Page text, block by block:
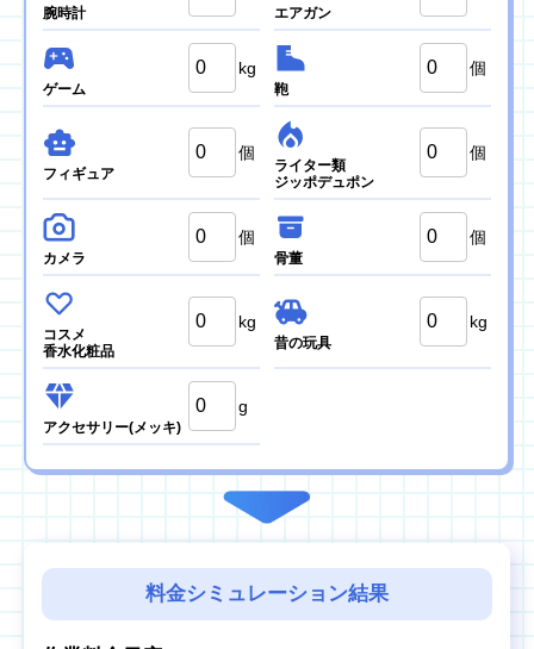
腕時計 エアガン
ゲーム
kg
鞄
個
フィギュア
個
ライター類
ジッポデュポン
個
カメラ
個
骨董
個
コスメ
香水化粧品
kg
昔の玩具
kg
アクセサリー(メッキ)
g
料金シミュレーション結果